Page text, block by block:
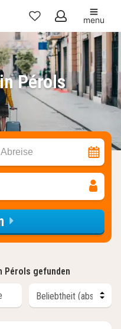
Meine
Favoriten
menu
Pérols
Abreise
Pérols gefunden